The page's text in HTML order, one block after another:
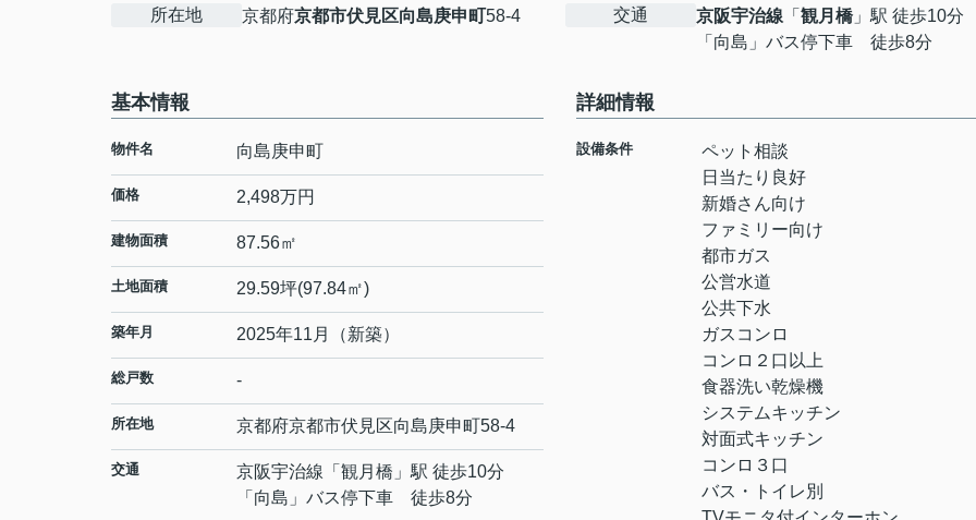
所在地
京都府京都市伏見区向島庚申町58-4
交通
京阪宇治線 「 観月橋」駅 徒歩10分
「向島」バス停下車 徒歩8分
基本情報
物件名 向島庚申町
価格 2,498万円
建物面積 87.56㎡
土地面積 29.59坪(97.84㎡)
築年月 2025年11月（新築）
総戸数 -
所在地 京都府京都市伏見区向島庚申町58-4
交通 京阪宇治線 「 観月橋 」駅 徒歩10分
「向島」バス停下車 徒歩8分
詳細情報
設備条件
ペット相談
日当たり良好
新婚さん向け
ファミリー向け
都市ガス
公営水道
公共下水
ガスコンロ
コンロ２口以上
食器洗い乾燥機
システムキッチン
対面式キッチン
コンロ３口
バス・トイレ別